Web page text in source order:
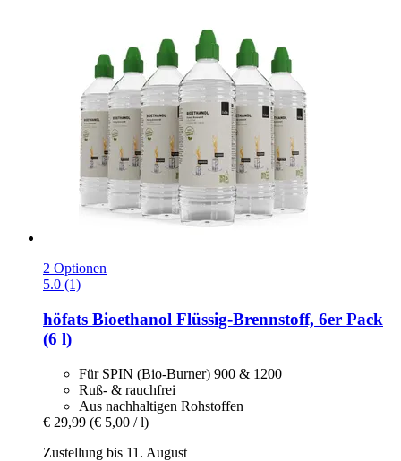
2 Optionen
5.0 (1)
höfats Bioethanol Flüssig-​Brennstoff, 6er Pack
(6 l)
Für SPIN (Bio-Burner) 900 & 1200
Ruß- & rauchfrei
Aus nachhaltigen Rohstoffen
€ 29,99 (€ 5,00 / l)
Zustellung bis 11. August